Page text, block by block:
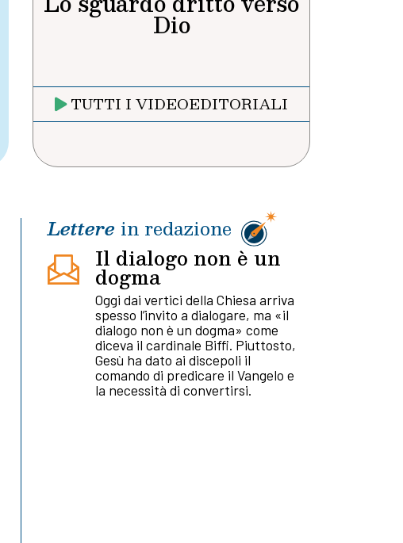
Dio
TUTTI I VIDEOEDITORIALI
Letterein redazione
Il dialogo non è un
dogma
Oggi dai vertici della Chiesa arriva
spesso l’invito a dialogare, ma «il
dialogo non è un dogma» come
diceva il cardinale Biffi. Piuttosto,
Gesù ha dato ai discepoli il
comando di predicare il Vangelo e
la necessità di convertirsi.